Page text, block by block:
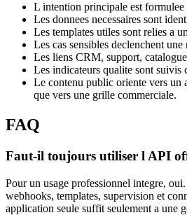
L intention principale est formulee
Les donnees necessaires sont
Les templates utiles sont relies a
Les cas sensibles declenchent une
Les liens CRM, support,
Les indicateurs qualite sont suivis
Le contenu public oriente vers un
que vers une grille commerciale.
FAQ
Faut-il toujours utiliser l API
Pour un usage professionnel integre,
webhooks, templates, supervision et
application seule suffit seulement a une